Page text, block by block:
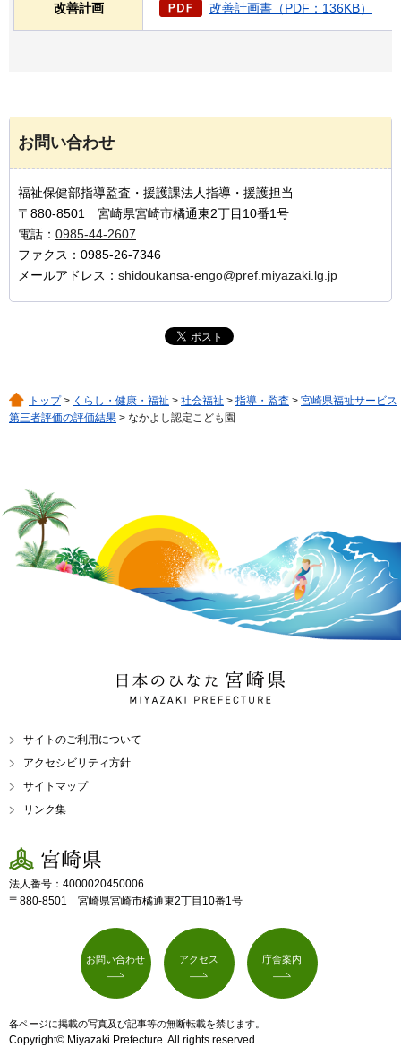
改善計画 改善計画書（PDF：136KB）
お問い合わせ
福祉保健部指導監査・援護課法人指導・援護担当
〒880-8501 宮崎県宮崎市橘通東2丁目10番1号
電話： 0985-44-2607
ファクス：0985-26-7346
メールアドレス： shidoukansa-engo@pref.miyazaki.lg.jp
トップ> くらし・健康・福祉 > 社会福祉 > 指導・監査 > 宮崎県福祉サービス
第三者評価の評価結果 > なかよし認定こども園
日本のひなた 宮崎県
MIYAZAKI PREFECTURE
サイトのご利用について
アクセシビリティ方針
サイトマップ
リンク集
宮崎県
法人番号：4000020450006
〒880-8501 宮崎県宮崎市橘通東2丁目10番1号
お問い合わせ アクセス 庁舎案内
各ページに掲載の写真及び記事等の無断転載を禁じます。
Copyright© Miyazaki Prefecture. All rights reserved.